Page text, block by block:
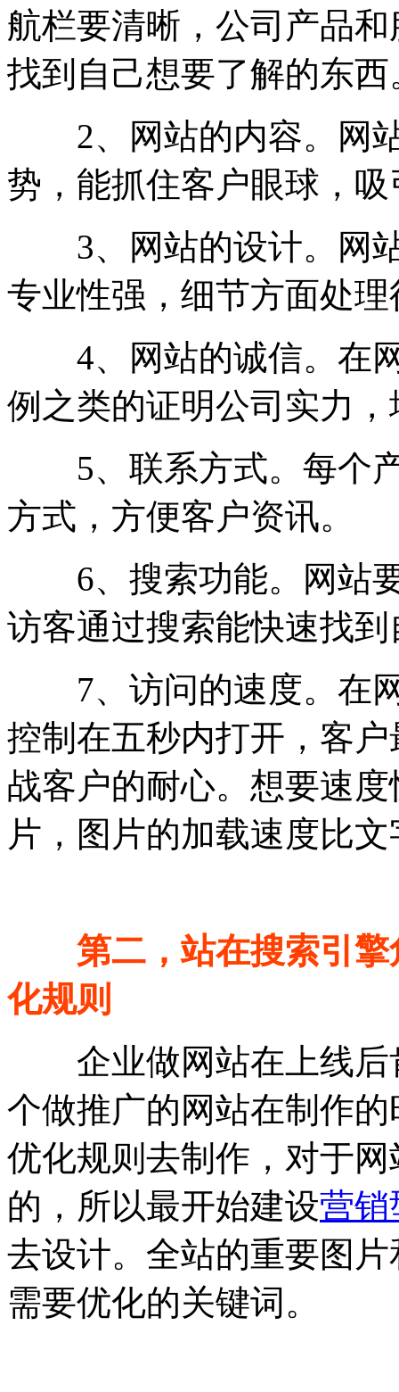
航栏要清晰，公司产品
找到自己想要了解的东西
2、网站的内容。网站
势，能抓住客户眼球，
3、网站的设计。网站
专业性强，细节方面处理
4、网站的诚信。在网
例之类的证明公司实力
5、联系方式。每个产
方式，方便客户资讯。
6、搜索功能。网站要
访客通过搜索能快速找
7、访问的速度。在网
控制在五秒内打开，客
战客户的耐心。想要速
片，图片的加载速度比
第二，站在搜索引
化规则
企业做网站在上线后
个做推广的网站在制作
优化规则去制作，对于
的，所以最开始建设营销
去设计。全站的重要图
需要优化的关键词。